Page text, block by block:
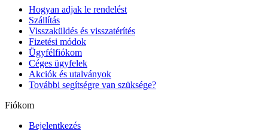
Hogyan adjak le rendelést
Szállítás
Visszaküldés és visszatérítés
Fizetési módok
Ügyfélfiókom
Céges ügyfelek
Akciók és utalványok
További segítségre van szüksége?
Fiókom
Bejelentkezés